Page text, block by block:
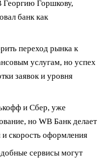
Георгию Горшкову,
банк как
переход рынка к
услугам, но успех
заявок и уровня
и Сбер, уже
но WB Банк делает
и скорость оформления
сервисы могут